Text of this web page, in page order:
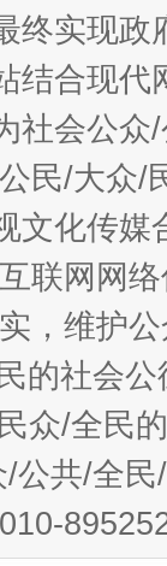
终实现
结合现
社会公
民/大众/
文化传
联网网
，维护
的社会公
众/全民
公共/全
010-